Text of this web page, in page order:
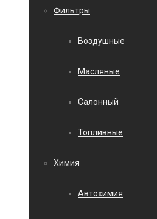
Фильтры
Воздушные
Масляные
Салонный
Топливные
Химия
Автохимия